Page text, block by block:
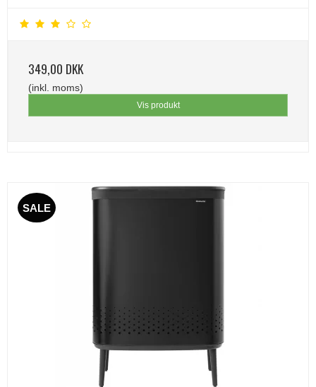
349,00 DKK
(inkl. moms)
Vis produkt
SALE